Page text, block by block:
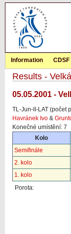
Information
Results -
05.05.2001 -
TL-Jun-II-LAT (počet
Havránek Ivo &
Konečné umístění: 7
Kolo
Semifinále
2. kolo
1. kolo
Porota: